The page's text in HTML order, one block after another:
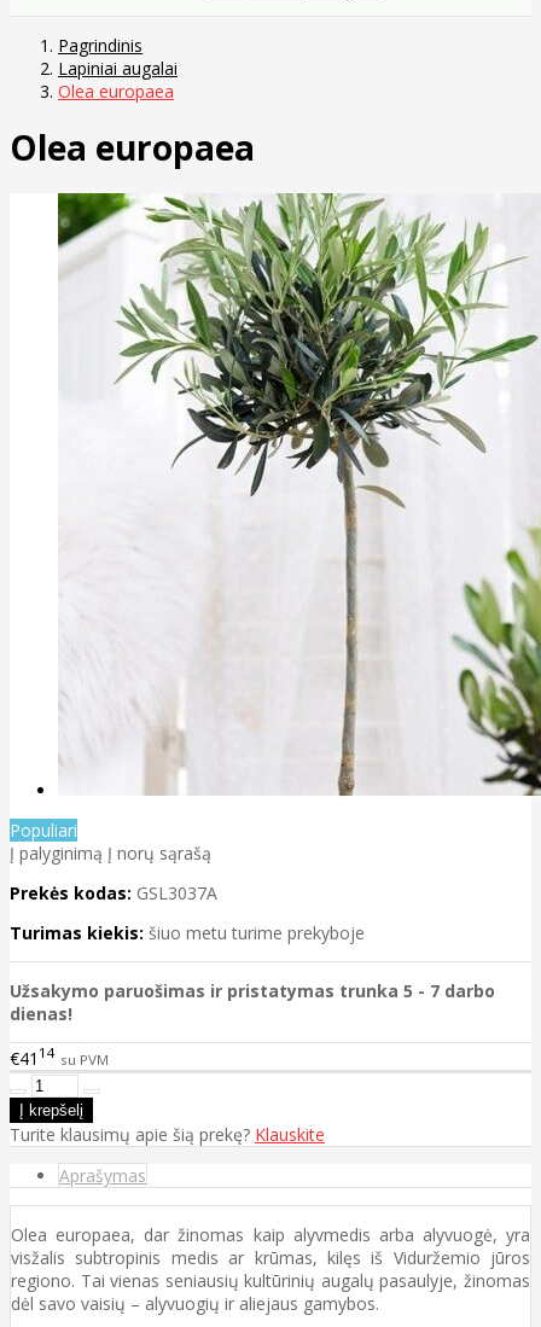
Pagrindinis
Lapiniai augalai
Olea europaea
Olea europaea
Populiari
Į palyginimą Į norų sąrašą
Prekės kodas: GSL3037A
Turimas kiekis: šiuo metu turime prekyboje
Užsakymo paruošimas ir pristatymas trunka 5 - 7 darbo
dienas!
€41 14 su PVM
Turite klausimų apie šią prekę? Klauskite
Aprašymas
Olea europaea, dar žinomas kaip alyvmedis arba alyvuogė, yra
visžalis subtropinis medis ar krūmas, kilęs iš Viduržemio jūros
regiono. Tai vienas seniausių kultūrinių augalų pasaulyje, žinomas
dėl savo vaisių – alyvuogių ir aliejaus gamybos.